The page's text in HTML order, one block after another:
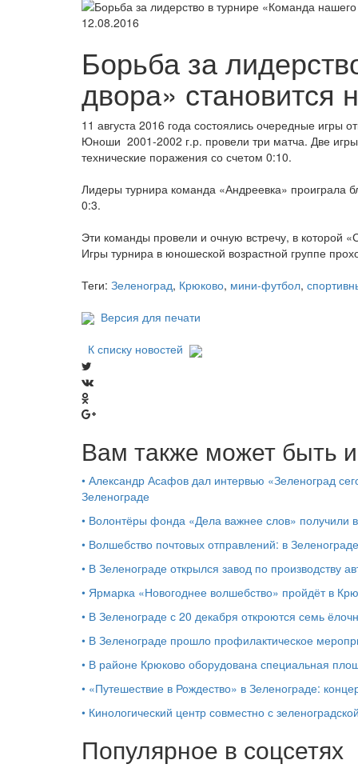
12.08.2016
Борьба за
двора» становится
11 августа 2016 года состоялись очередные игры
Юноши 2001-2002 г.р. провели три матча. Две
технические поражения со счетом 0:10.
Лидеры турнира команда «Андреевка»
0:3.
Эти команды провели и очную встречу, в которой
Игры турнира в юношеской возрастной группе
Теги: Зеленоград, Крюково, мини-футбол,
Версия для печати
К списку новостей
Вам также может быть
• Александр Асафов дал интервью «Зеленоград
Зеленограде
• Волонтёры фонда «Дела важнее слов»
• Волшебство почтовых отправлений: в
• В Зеленограде открылся завод по производству
• Ярмарка «Новогоднее волшебство» пройдёт в
• В Зеленограде с 20 декабря откроются семь
• В Зеленограде прошло профилактическое
• В районе Крюково оборудована специальная
• «Путешествие в Рождество» в Зеленограде:
• Кинологический центр совместно с
Популярное в соцсетях